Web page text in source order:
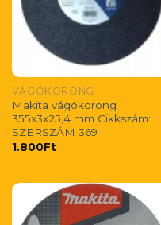
VÁGÓKORONG
Makita vágókorong
355x3x25,4 mm Cikkszám:
SZERSZÁM 369
1.800Ft